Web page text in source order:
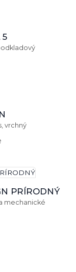
5
vrchný
PRÍRODNÝ
mechanické